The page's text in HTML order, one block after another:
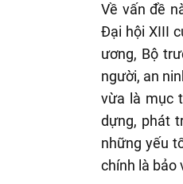
Về vấn đề
Đại hội XIII
ương, Bộ
người, an
vừa là mục
dựng, phát
những yếu
chính là bảo